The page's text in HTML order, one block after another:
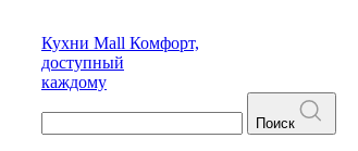
Кухни Mall Комфорт,
доступный
каждому
Поиск